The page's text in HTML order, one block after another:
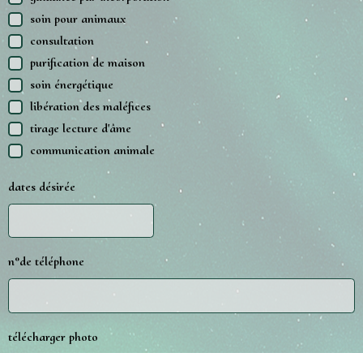
soin pour animaux
consultation
purification de maison
soin énergétique
libération des maléfices
tirage lecture d'âme
communication animale
dates désirée
n°de téléphone
télécharger photo